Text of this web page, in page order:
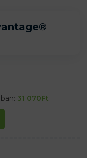
31 070Ft